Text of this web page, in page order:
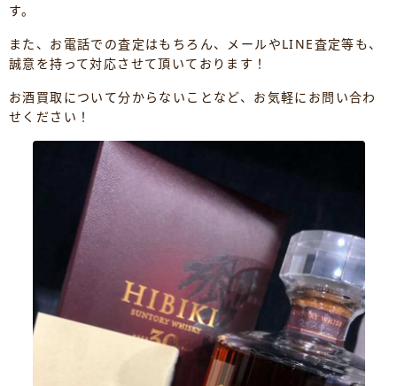
す。
また、お電話での査定はもちろん、メールやLINE査定等も、
誠意を持って対応させて頂いております！
お酒買取について分からないことなど、お気軽にお問い合わ
せください！